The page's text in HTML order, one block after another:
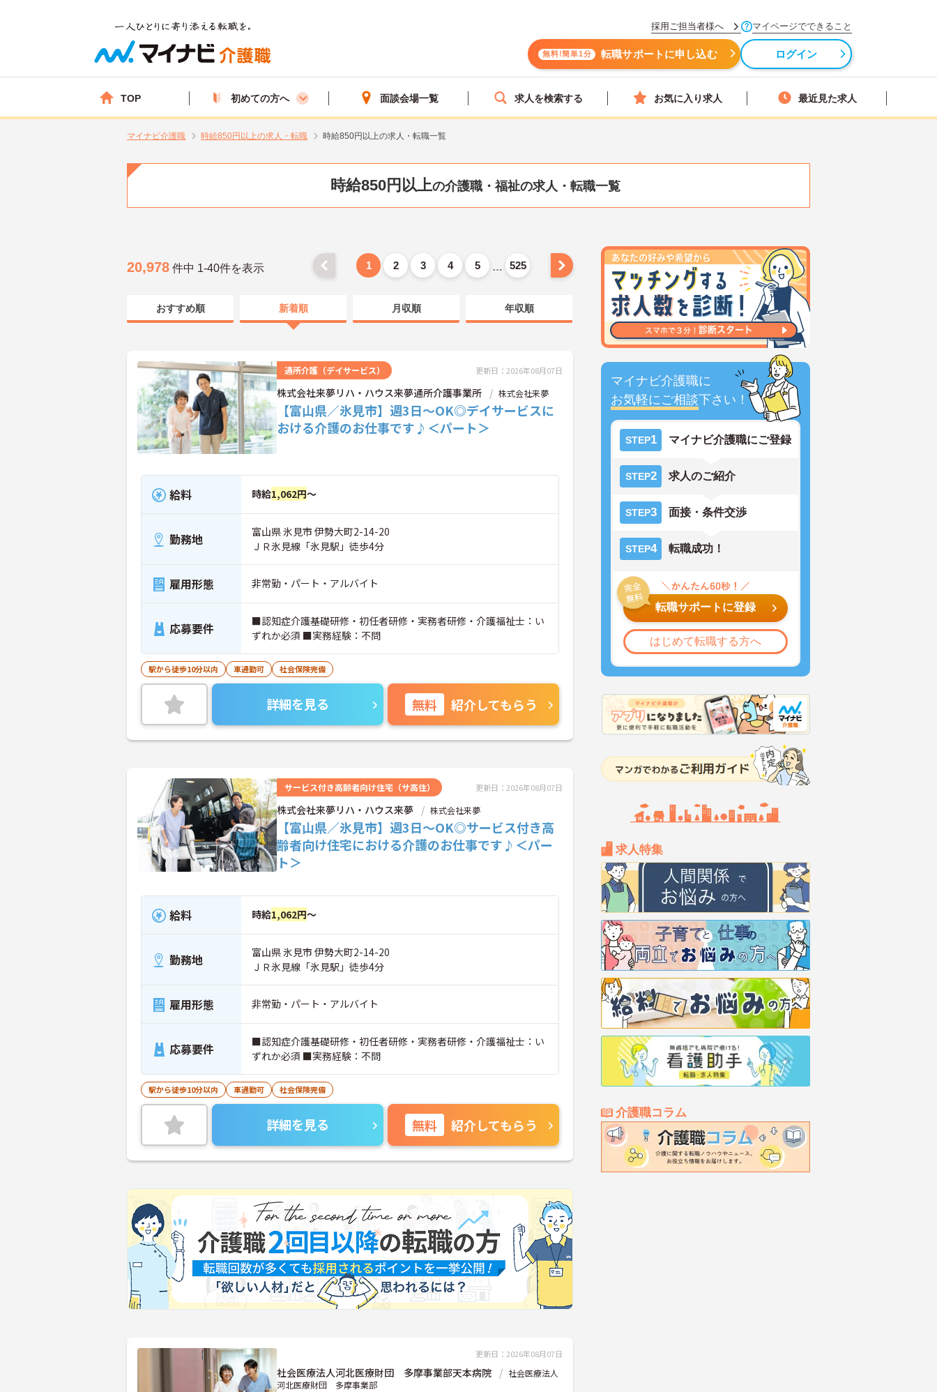
採用ご担当者様へ マイページでできること
無料!簡単1分 転職サポートに申し込む ログイン
TOP 初めての方へ 面談会場一覧 求人を検索する お気に入り求人 最近見た求人
マイナビ介護職 時給850円以上の求人・転職 時給850円以上の求人・転職一覧
時給850円以上の介護職・福祉の求人・転職一覧
マイナビ介護職に
お気軽にご相談下さい！
STEP1 マイナビ介護職にご登録
STEP2 求人のご紹介
STEP3 面接・条件交渉
STEP4 転職成功！
転職サポートに登録
はじめて転職する方へ
求人特集
介護職コラム
20,978 件中 1-40件を表示 1 2 3 4 5 … 525
おすすめ順 新着順 月収順 年収順
通所介護（デイサービス） 更新日：2026年08月07日
株式会社来夢リハ・ハウス来夢通所介護事業所 株式会社来夢
【富山県／氷見市】週3日～OK◎デイサービスに
おける介護のお仕事です♪＜パート＞
給料 時給1,062円～
勤務地
富山県 氷見市 伊勢大町2-14-20
ＪＲ氷見線「氷見駅」徒歩4分
雇用形態 非常勤・パート・アルバイト
応募要件
■認知症介護基礎研修・初任者研修・実務者研修・介護福祉士：い
ずれか必須 ■実務経験：不問
駅から徒歩10分以内 車通勤可 社会保険完備
詳細を見る 無料 紹介してもらう
サービス付き高齢者向け住宅（サ高住） 更新日：2026年08月07日
株式会社来夢リハ・ハウス来夢 株式会社来夢
【富山県／氷見市】週3日～OK◎サービス付き高
齢者向け住宅における介護のお仕事です♪＜パー
ト＞
給料 時給1,062円～
勤務地
富山県 氷見市 伊勢大町2-14-20
ＪＲ氷見線「氷見駅」徒歩4分
雇用形態 非常勤・パート・アルバイト
応募要件
■認知症介護基礎研修・初任者研修・実務者研修・介護福祉士：い
ずれか必須 ■実務経験：不問
駅から徒歩10分以内 車通勤可 社会保険完備
詳細を見る 無料 紹介してもらう
更新日：2026年08月07日
社会医療法人河北医療財団 多摩事業部天本病院
社会医療法人
河北医療財団 多摩事業部